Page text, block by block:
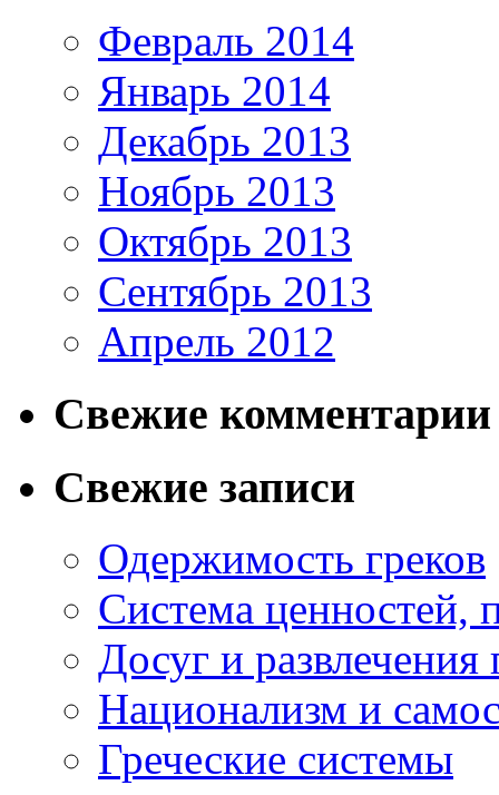
Февраль 2014
Январь 2014
Декабрь 2013
Ноябрь 2013
Октябрь 2013
Сентябрь 2013
Апрель 2012
Свежие комментарии
Свежие записи
Одержимость греков
Система ценностей,
Досуг и развлечения
Национализм и
Греческие системы